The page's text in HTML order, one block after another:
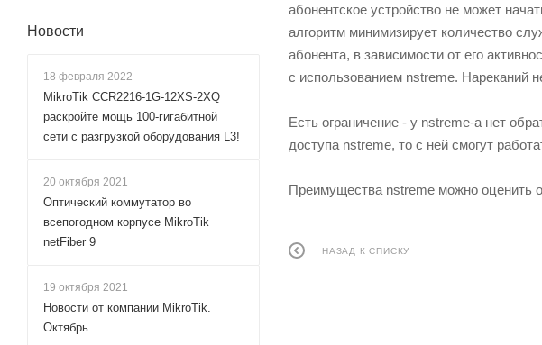
абонентское устройство не может
алгоритм минимизирует количество
абонента, в зависимости от его
с использованием nstreme. Нареканий
Есть ограничение - у nstreme-a нет
доступа nstreme, то с ней смогут
Преимущества nstreme можно оценить
НАЗАД К СПИСКУ
Новости
18 февраля 2022
MikroTik CCR2216-1G-12XS-2XQ
раскройте мощь 100-гигабитной
сети с разгрузкой оборудования L3!
20 октября 2021
Оптический коммутатор во
всепогодном корпусе MikroTik
netFiber 9
19 октября 2021
Новости от компании MikroTik.
Октябрь.